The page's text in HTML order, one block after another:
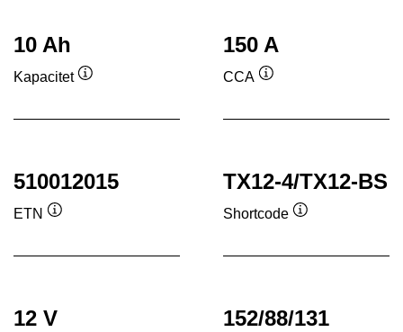
10 Ah
Kapacitet
150 A
CCA
510012015
ETN
TX12-4/TX12-BS
Shortcode
12 V 152/88/131